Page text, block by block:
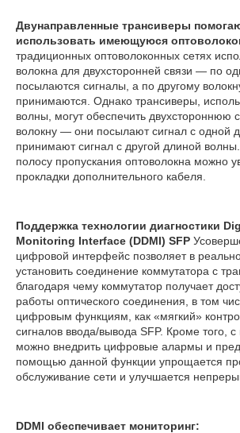
Двунаправленные трансиверы
использовать имеющуюся
традиционных оптоволоконных сетях
волокна для двухсторонней связи — по
посылаются сигналы, а по другому
принимаются. Однако трансиверы,
волны, могут обеспечить двухстороннюю
волокну — они посылают сигнал с одной
принимают сигнал с другой длиной
полосу пропускания оптоволокна можно
прокладки дополнительного кабеля.
Поддержка технологии диагностики
Monitoring Interface (DDMI) SFP
цифровой интерфейс позволяет в
установить соединение коммутатора с
благодаря чему коммутатор получает
работы оптического соединения, в том
цифровым функциям, как «мягкий»
сигналов ввода/вывода SFP. Кроме того,
можно внедрить цифровые алармы и
помощью данной функции упрощается
обслуживание сети и улучшается
DDMI обеспечивает мониторинг: